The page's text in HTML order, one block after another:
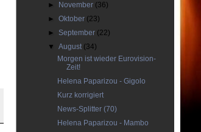
►
November (36)
►Oktober (23)
► September (22)
▼August (34)
Morgen ist wieder Eurovision-
Zeit!
Helena Paparizou - Gigolo
Kurz korrigiert
News-Splitter (70)
Helena Paparizou - Mambo